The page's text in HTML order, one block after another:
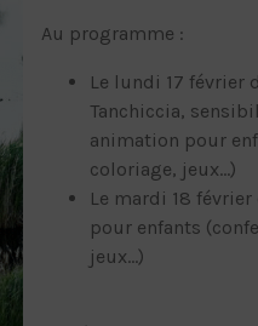
Au programme :
Le lundi 17 février
Tanchiccia,
animation pour
coloriage, jeux…)
Le mardi 18
pour enfants
jeux…)